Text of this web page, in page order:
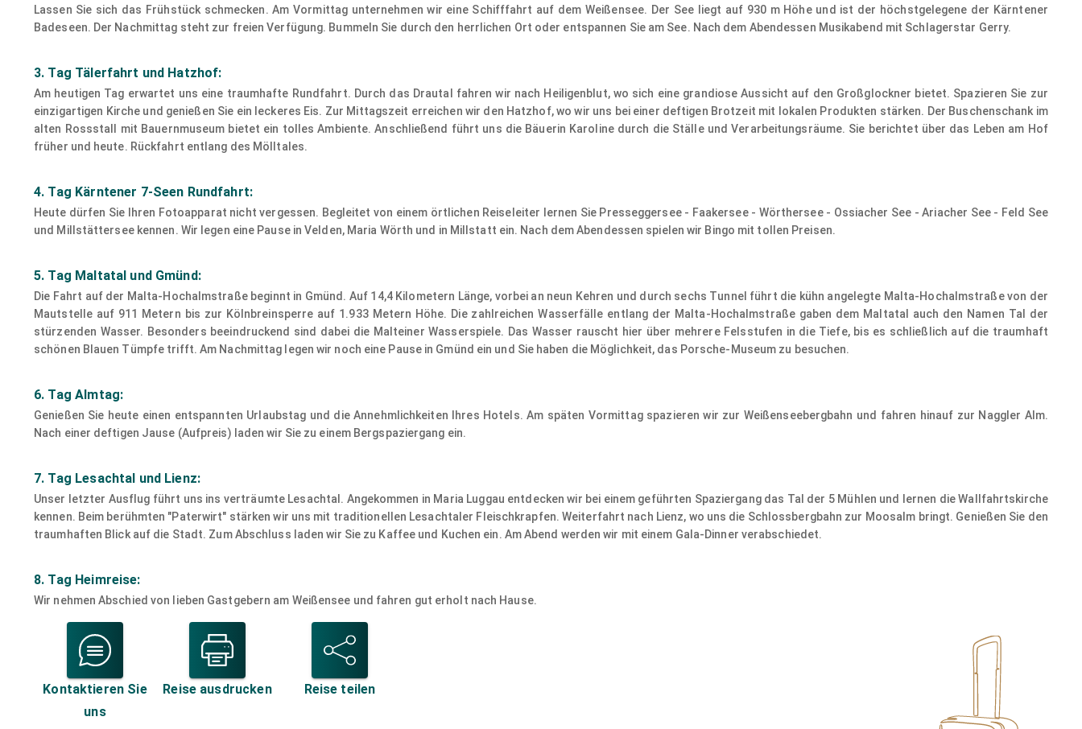
Lassen Sie sich das Frühstück schmecken. Am Vormittag unternehmen wir eine Schifffahrt auf dem Weißensee. Der See liegt auf 930 m Höhe und ist der höchstgelegene der Kärntener
Badeseen. Der Nachmittag steht zur freien Verfügung. Bummeln Sie durch den herrlichen Ort oder entspannen Sie am See. Nach dem Abendessen Musikabend mit Schlagerstar Gerry.
3. Tag Tälerfahrt und Hatzhof:
Am heutigen Tag erwartet uns eine traumhafte Rundfahrt. Durch das Drautal fahren wir nach Heiligenblut, wo sich eine grandiose Aussicht auf den Großglockner bietet. Spazieren Sie zur
einzigartigen Kirche und genießen Sie ein leckeres Eis. Zur Mittagszeit erreichen wir den Hatzhof, wo wir uns bei einer deftigen Brotzeit mit lokalen Produkten stärken. Der Buschenschank im
alten Rossstall mit Bauernmuseum bietet ein tolles Ambiente. Anschließend führt uns die Bäuerin Karoline durch die Ställe und Verarbeitungsräume. Sie berichtet über das Leben am Hof
früher und heute. Rückfahrt entlang des Mölltales.
4. Tag Kärntener 7-Seen Rundfahrt:
Heute dürfen Sie Ihren Fotoapparat nicht vergessen. Begleitet von einem örtlichen Reiseleiter lernen Sie Presseggersee - Faakersee - Wörthersee - Ossiacher See - Ariacher See - Feld See
und Millstättersee kennen. Wir legen eine Pause in Velden, Maria Wörth und in Millstatt ein. Nach dem Abendessen spielen wir Bingo mit tollen Preisen.
5. Tag Maltatal und Gmünd:
Die Fahrt auf der Malta-Hochalmstraße beginnt in Gmünd. Auf 14,4 Kilometern Länge, vorbei an neun Kehren und durch sechs Tunnel führt die kühn angelegte Malta-Hochalmstraße von der
Mautstelle auf 911 Metern bis zur Kölnbreinsperre auf 1.933 Metern Höhe. Die zahlreichen Wasserfälle entlang der Malta-Hochalmstraße gaben dem Maltatal auch den Namen Tal der
stürzenden Wasser. Besonders beeindruckend sind dabei die Malteiner Wasserspiele. Das Wasser rauscht hier über mehrere Felsstufen in die Tiefe, bis es schließlich auf die traumhaft
schönen Blauen Tümpfe trifft. Am Nachmittag legen wir noch eine Pause in Gmünd ein und Sie haben die Möglichkeit, das Porsche-Museum zu besuchen.
6. Tag Almtag:
Genießen Sie heute einen entspannten Urlaubstag und die Annehmlichkeiten Ihres Hotels. Am späten Vormittag spazieren wir zur Weißenseebergbahn und fahren hinauf zur Naggler Alm.
Nach einer deftigen Jause (Aufpreis) laden wir Sie zu einem Bergspaziergang ein.
7. Tag Lesachtal und Lienz:
Unser letzter Ausflug führt uns ins verträumte Lesachtal. Angekommen in Maria Luggau entdecken wir bei einem geführten Spaziergang das Tal der 5 Mühlen und lernen die Wallfahrtskirche
kennen. Beim berühmten "Paterwirt" stärken wir uns mit traditionellen Lesachtaler Fleischkrapfen. Weiterfahrt nach Lienz, wo uns die Schlossbergbahn zur Moosalm bringt. Genießen Sie den
traumhaften Blick auf die Stadt. Zum Abschluss laden wir Sie zu Kaffee und Kuchen ein. Am Abend werden wir mit einem Gala-Dinner verabschiedet.
8. Tag Heimreise:
Wir nehmen Abschied von lieben Gastgebern am Weißensee und fahren gut erholt nach Hause.
Kontaktieren Sie
uns
Reise ausdrucken Reise teilen